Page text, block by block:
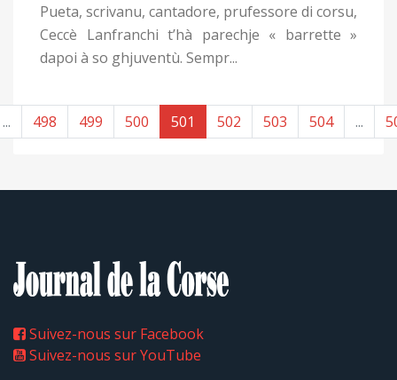
Pueta, scrivanu, cantadore, prufessore di corsu,
Ceccè Lanfranchi t’hà parechje « barrette »
dapoi à so ghjuventù. Sempr...
... 498 499 500 501 502 503 504 ...
Suivez-nous sur Facebook
Suivez-nous sur YouTube